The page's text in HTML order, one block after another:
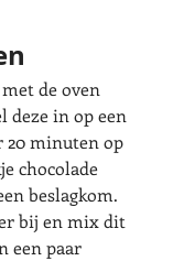
de oven
deze in op een
20 minuten op
chocolade
beslagkom.
bij en mix dit
een paar